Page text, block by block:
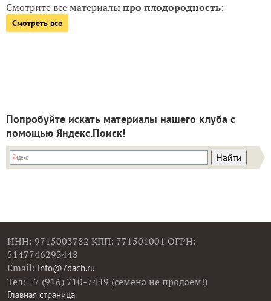
Смотрите все материалыпро плодородность:
Смотреть все
Попробуйте искать материалы нашего клуба с
помощью Яндекс.Поиск!
ИНН: 9715003782 КПП: 771501001 ОГРН:
5147746293448
Email: info@7dach.ru
Тел: +7 (916) 710-7449 (семена не продаем!)
Главная страница